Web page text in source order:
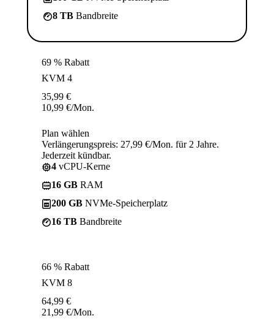
8 TB Bandbreite
69 % Rabatt
KVM 4
35,99 €
10,99 €/Mon.
Plan wählen
Verlängerungspreis: 27,99 €/Mon. für 2 Jahre.
Jederzeit kündbar.
4 vCPU-Kerne
16 GB RAM
200 GB NVMe-Speicherplatz
16 TB Bandbreite
66 % Rabatt
KVM 8
64,99 €
21,99 €/Mon.